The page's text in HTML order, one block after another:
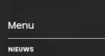
Menu
NIEUWS